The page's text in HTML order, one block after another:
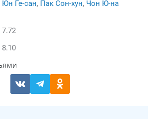
Юн Ге-сан, Пак Сон-хун, Чон Ю-на
7.72
8.10